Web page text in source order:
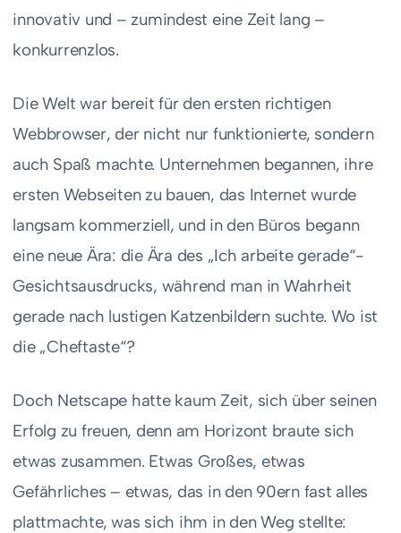
innovativ und – zumindest eine Zeit lang –
konkurrenzlos.
Die Welt war bereit für den ersten richtigen
Webbrowser, der nicht nur funktionierte, sondern
auch Spaß machte. Unternehmen begannen, ihre
ersten Webseiten zu bauen, das Internet wurde
langsam kommerziell, und in den Büros begann
eine neue Ära: die Ära des „Ich arbeite gerade“-
Gesichtsausdrucks, während man in Wahrheit
gerade nach lustigen Katzenbildern suchte. Wo ist
die „Cheftaste“?
Doch Netscape hatte kaum Zeit, sich über seinen
Erfolg zu freuen, denn am Horizont braute sich
etwas zusammen. Etwas Großes, etwas
Gefährliches – etwas, das in den 90ern fast alles
plattmachte, was sich ihm in den Weg stellte: